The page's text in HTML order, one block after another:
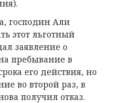
господин Али
этот льготный
заявление о
пребывание в
его действия, но
во второй раз, в
получил отказ.